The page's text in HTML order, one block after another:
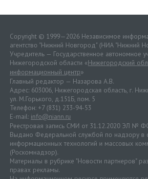
Copyright © 1999—2026 Независимое
агентство "Нижний Новгород" (НИА "Нижний
Учредитель — Государственное автономное
Нижегородской области «Нижегородский
информационный центр»
Главный редактор — Назарова А.В.
Адрес: 603006, Нижегородская область, г.
ул. М.Горького, д.151Б, пом. 5
Телефон: +7 (831) 233-94-53
E-mail: info@niann.ru
Реестровая запись СМИ от 31.12.2020 ЭЛ №
Выдано Федеральной службой по надзору в
информационных технологий и массовых
(Роскомнадзор).
Материалы в рубрике "Новости партнеров"
правах рекламы.